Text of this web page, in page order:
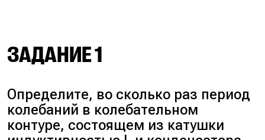
ЗАДАНИЕ 1
Определите, во сколько раз период
колебаний в колебательном
контуре, состоящем из катушки